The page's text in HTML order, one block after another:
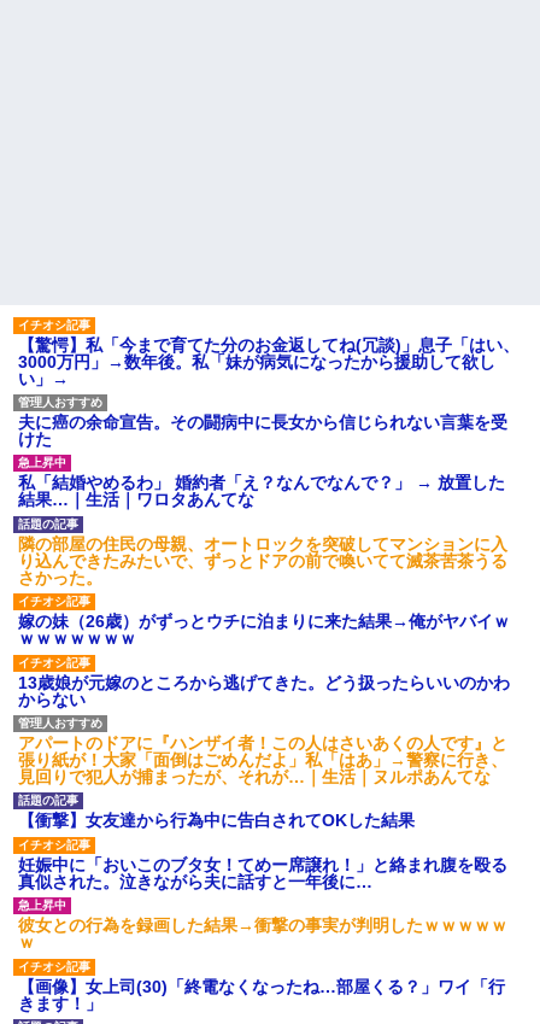
私「ちょっと、人の家の金庫
触らないでよ！」キチママ『そ
こに金庫があったから、開けて
みようとしただけ☆』義兄「泥
は出てけ！二度と来るな！」結
果・・・
私「初めて飲む味だけどなん
のお茶？」彼「ちっ！」私「」
【GIF】JSのカンチョーワロ
タ
後続車にクラクションを鳴ら
され彼氏が逆切れ。「何クラク
ション鳴らしてんだ！降りてこ
いよ！」と怒鳴りだし...
【衝撃】報酬100万円超の治験
募集がこちらｗｗｗｗｗ(※画像
あり)
【ネット騒然】惨殺されたタ
ワマン頂き女子のこの動画、す
げえええええｗｗｗｗｗｗｗｗ
ｗｗｗ
【愕然】白のクラウン俺氏、
高速道路左車線を制限速度で走
った結果wwwwwwwwwwww
百年の恋12-899 食べた量を
張り合ってくる
【悲報】佐藤輝明・・・２軍
でも盛大にやらかす←あまり悲
しませないでくれ
【驚愕】私「今まで育てた分のお金返してね(冗談)」息子「はい、
3000万円」→数年後。私「妹が病気になったから援助して欲し
い」→
夫に癌の余命宣告。その闘病中に長女から信じられない言葉を受
けた
私「結婚やめるわ」 婚約者「え？なんでなんで？」 → 放置した
結果…｜生活｜ワロタあんてな
隣の部屋の住民の母親、オートロックを突破してマンションに入
り込んできたみたいで、ずっとドアの前で喚いてて滅茶苦茶うる
さかった。
嫁の妹（26歳）がずっとウチに泊まりに来た結果→俺がヤバイｗ
ｗｗｗｗｗｗｗ
13歳娘が元嫁のところから逃げてきた。どう扱ったらいいのかわ
からない
アパートのドアに『ハンザイ者！この人はさいあくの人です』と
張り紙が！大家「面倒はごめんだよ」私「はあ」→警察に行き、
見回りで犯人が捕まったが、それが…｜生活｜ヌルポあんてな
【衝撃】女友達から行為中に告白されてOKした結果
妊娠中に「おいこのブタ女！てめー席譲れ！」と絡まれ腹を殴る
真似された。泣きながら夫に話すと一年後に…
彼女との行為を録画した結果→衝撃の事実が判明したｗｗｗｗｗ
ｗ
【画像】女上司(30)「終電なくなったね…部屋くる？」ワイ「行
きます！」